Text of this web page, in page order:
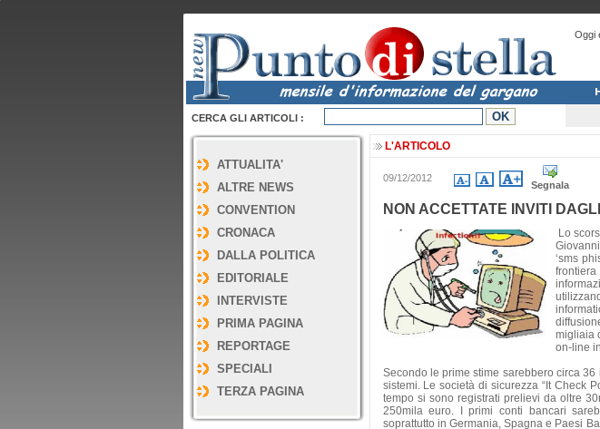
Oggi
CERCA GLI ARTICOLI :
ATTUALITA'
ALTRE NEWS
CONVENTION
CRONACA
DALLA POLITICA
EDITORIALE
INTERVISTE
PRIMA PAGINA
REPORTAGE
SPECIALI
TERZA PAGINA
L'ARTICOLO
09/12/2012
Segnala
NON ACCETTATE INVITI
Lo
‘sms
migliaia
on-line
Secondo le prime stime sarebbero circa
sistemi. Le società di sicurezza “It Check
tempo si sono registrati prelievi da oltre
250mila euro. I primi conti bancari
soprattutto in Germania, Spagna e Paesi